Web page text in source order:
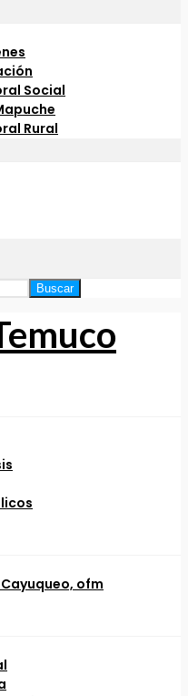
Social
Rural
Buscar
ofm